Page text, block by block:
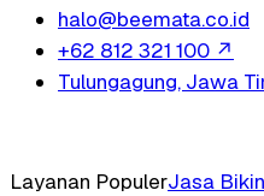
halo@beemata.co.id
+62 812 321 100 ↗
Tulungagung, Jawa
Layanan PopulerJasa